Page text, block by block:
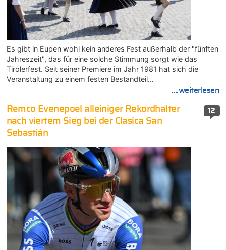
Es gibt in Eupen wohl kein anderes Fest außerhalb der "fünften
Jahreszeit", das für eine solche Stimmung sorgt wie das
Tirolerfest. Seit seiner Premiere im Jahr 1981 hat sich die
Veranstaltung zu einem festen Bestandteil…
....weiterlesen
12
Remco Evenepoel alleiniger Rekordhalter
nach viertem Sieg bei der Clasica San
Sebastián